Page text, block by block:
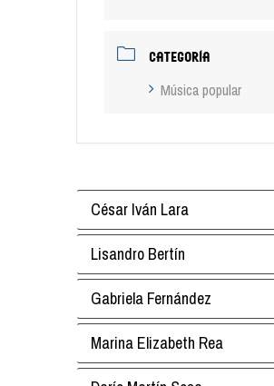
CATEGORÍA
Música popular
César Iván Lara
Lisandro Bertín
Gabriela Fernández
Marina Elizabeth Rea